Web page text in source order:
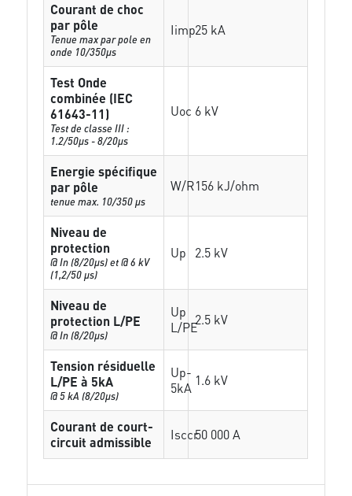
Courant de choc
par pôle
Tenue max par pole en
onde 10/350µs
Iimp25 kA
Test Onde
combinée (IEC
61643-11)
Test de classe III :
1.2/50µs - 8/20µs
Uoc 6 kV
Energie spécifique
par pôle
tenue max. 10/350 µs
W/R156 kJ/ohm
Niveau de
protection
@ In (8/20µs) et @ 6 kV
(1,2/50 µs)
Up 2.5 kV
Niveau de
protection L/PE
@ In (8/20µs)
Up
L/PE2.5 kV
Tension résiduelle
L/PE à 5kA
@ 5 kA (8/20µs)
Up-
5kA 1.6 kV
Courant de court-
circuit admissible
Isccr50 000 A